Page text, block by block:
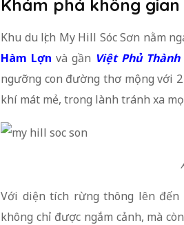
Khám phá không
Khu du lịch My Hill Sóc Sơn nằm
Hàm Lợn và gần Việt Phủ
ngưỡng con đường thơ mộng với
khí mát mẻ, trong lành tránh xa
Với diện tích rừng thông lên đến
không chỉ được ngắm cảnh, mà